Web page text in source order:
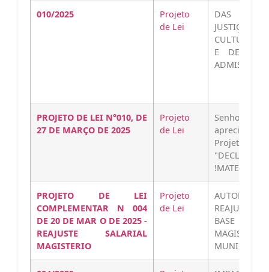
010/2025
Projeto
de Lei
DAS
JUSTIÇA E
CULTURA,
E DEFESA
PROJETO DE LEI N°010, DE
27 DE MARÇO DE 2025
Projeto
de Lei
Senhor
apreciação
Projeto
"DECLARA
!MATERIAL
PROJETO DE LEI
COMPLEMENTAR N 004
DE 20 DE MAR O DE 2025 -
REAJUSTE SALARIAL
MAGISTERIO
Projeto
de Lei
AUTORIZA
REAJUSTAR
BASE
MUNICÍPIO